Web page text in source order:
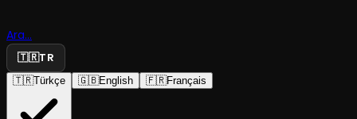
Ara...
🇹🇷TR
🇹🇷Türkçe 🇬🇧English 🇫🇷Français